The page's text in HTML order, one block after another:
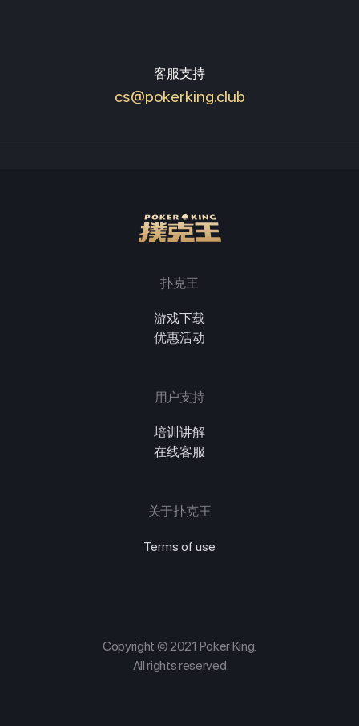
客服支持
cs@pokerking.club
扑克王
游戏下载
优惠活动
用户支持
培训讲解
在线客服
关于扑克王
Terms of use
Copyright © 2021 Poker King.
All rights reserved